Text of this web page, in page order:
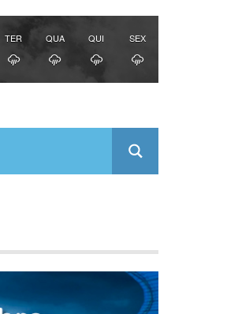
TER QUA QUI SEX